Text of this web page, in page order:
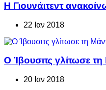
Η Γιουνάιτεντ
22 Ιαν 2018
Ο Ίβουσιτς γλίτωσε
20 Ιαν 2018